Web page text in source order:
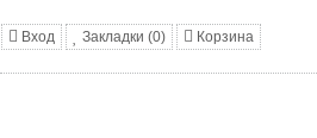
Вход Закладки (0) Корзина